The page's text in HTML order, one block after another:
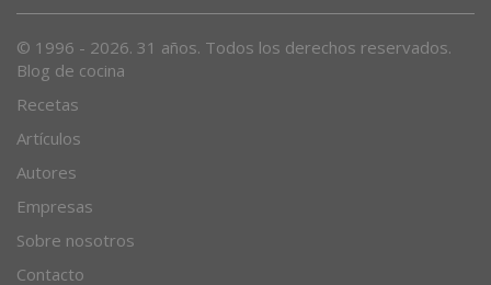
© 1996 - 2026. 31 años. Todos los derechos reservados.
Blog de cocina
Recetas
Artículos
Autores
Empresas
Sobre nosotros
Contacto